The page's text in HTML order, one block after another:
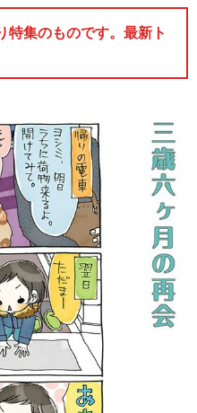
特集のものです。最新ト